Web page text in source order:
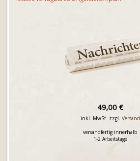
49,00 €
inkl. MwSt. zzgl. Versand
versandfertig innerhalb
1-2 Arbeitstage